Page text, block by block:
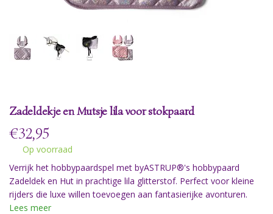
Zadeldekje en Mutsje lila voor stokpaard
€32,95
Op voorraad
Verrijk het hobbypaardspel met byASTRUP®'s hobbypaard
Zadeldek en Hut in prachtige lila glitterstof. Perfect voor kleine
rijders die luxe willen toevoegen aan fantasierijke avonturen.
Lees meer